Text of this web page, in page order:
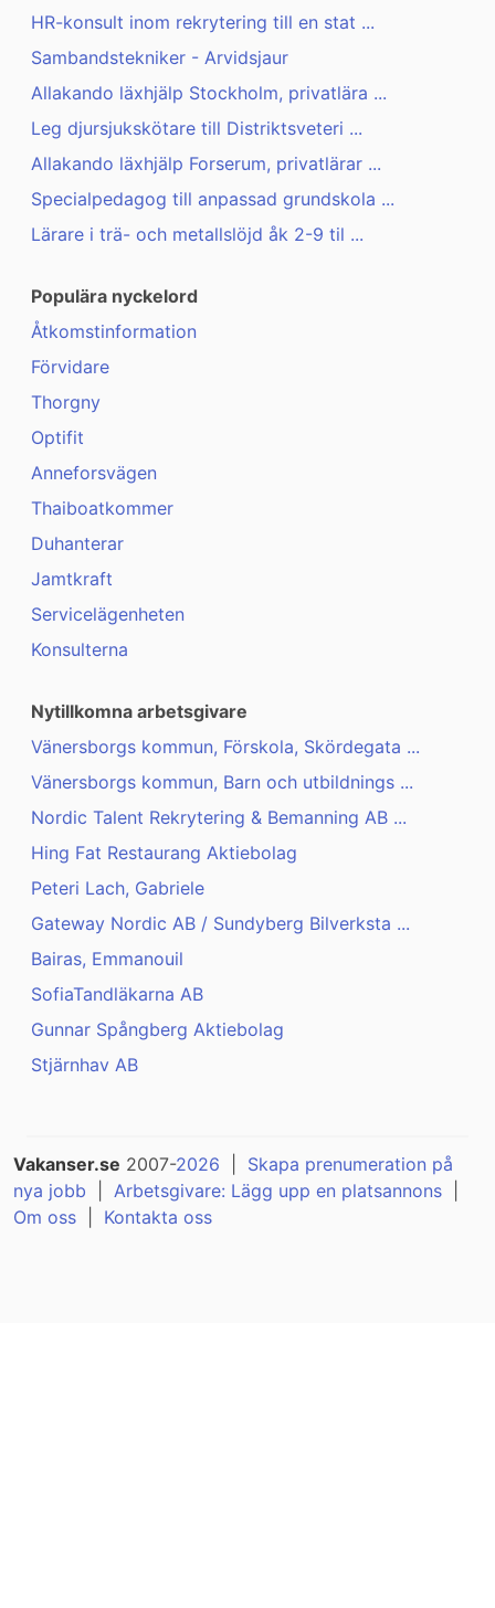
HR-konsult inom rekrytering till en stat ...
Sambandstekniker - Arvidsjaur
Allakando läxhjälp Stockholm, privatlära ...
Leg djursjukskötare till Distriktsveteri ...
Allakando läxhjälp Forserum, privatlärar ...
Specialpedagog till anpassad grundskola ...
Lärare i trä- och metallslöjd åk 2-9 til ...
Populära nyckelord
Åtkomstinformation
Förvidare
Thorgny
Optifit
Anneforsvägen
Thaiboatkommer
Duhanterar
Jamtkraft
Servicelägenheten
Konsulterna
Nytillkomna arbetsgivare
Vänersborgs kommun, Förskola, Skördegata ...
Vänersborgs kommun, Barn och utbildnings ...
Nordic Talent Rekrytering & Bemanning AB ...
Hing Fat Restaurang Aktiebolag
Peteri Lach, Gabriele
Gateway Nordic AB / Sundyberg Bilverksta ...
Bairas, Emmanouil
SofiaTandläkarna AB
Gunnar Spångberg Aktiebolag
Stjärnhav AB
Vakanser.se 2007-2026
Skapa prenumeration på
nya jobb
Arbetsgivare: Lägg upp en platsannons
Om oss
Kontakta oss